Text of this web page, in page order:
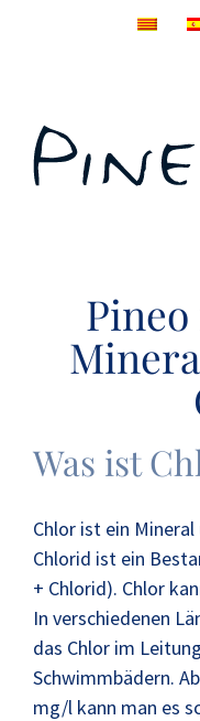
Was ist
Chlor ist ein
Chlorid ist ein
+ Chlorid). Chlor
In verschiedenen
das Chlor im
Schwimmbädern.
mg/l kann man es